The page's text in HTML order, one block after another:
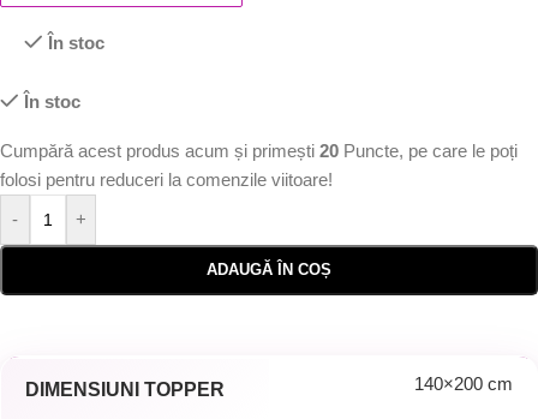
În stoc
În stoc
Cumpără acest produs acum și primești 20 Puncte, pe care le poți
folosi pentru reduceri la comenzile viitoare!
-
+
ADAUGĂ ÎN COȘ
DIMENSIUNI TOPPER 140×200 cm